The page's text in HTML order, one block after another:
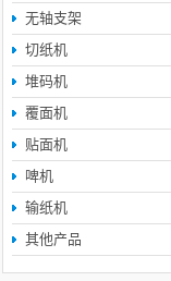
无轴支架
切纸机
堆码机
覆面机
贴面机
啤机
输纸机
其他产品